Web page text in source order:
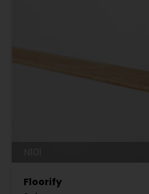
Floorify